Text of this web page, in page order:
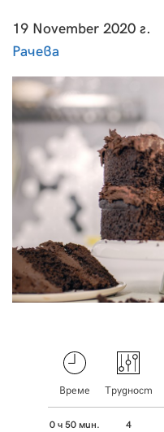
19 November 2020 г.
Рачева
Време
0 ч 50 мин.
Трудност
4